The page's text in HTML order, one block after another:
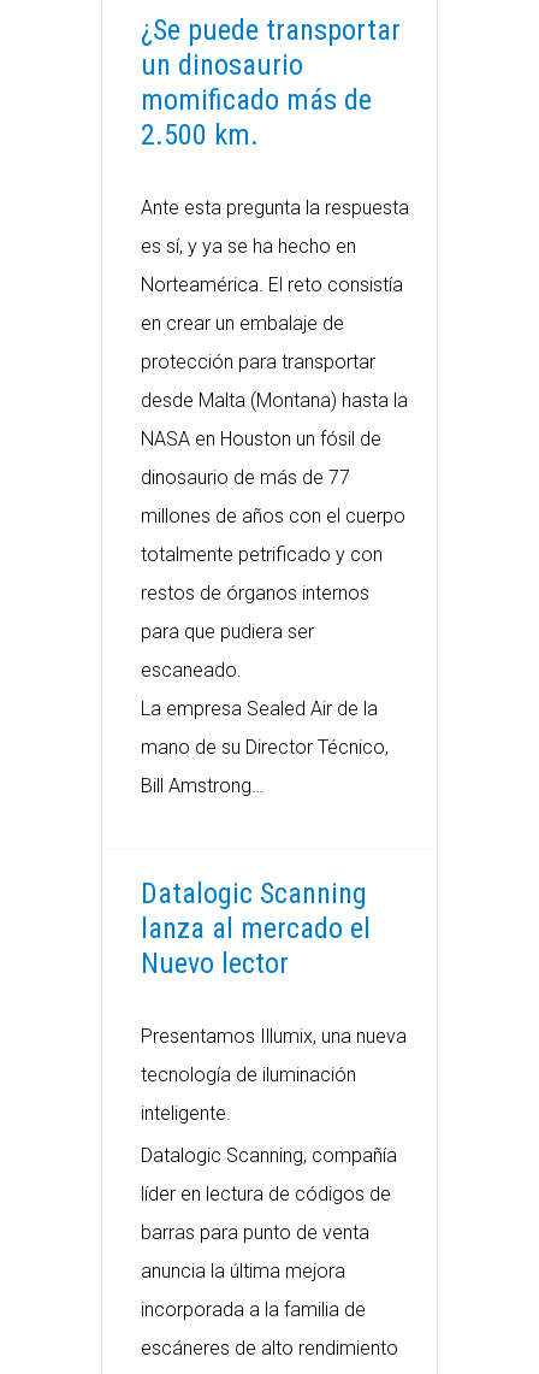
¿Se puede transportar
un dinosaurio
momificado más de
2.500 km.
Ante esta pregunta la respuesta
es sí, y ya se ha hecho en
Norteamérica. El reto consistía
en crear un embalaje de
protección para transportar
desde Malta (Montana) hasta la
NASA en Houston un fósil de
dinosaurio de más de 77
millones de años con el cuerpo
totalmente petrificado y con
restos de órganos internos
para que pudiera ser
escaneado.
La empresa Sealed Air de la
mano de su Director Técnico,
Bill Amstrong…
Datalogic Scanning
lanza al mercado el
Nuevo lector
Presentamos Illumix, una nueva
tecnología de iluminación
inteligente.
Datalogic Scanning, compañía
líder en lectura de códigos de
barras para punto de venta
anuncia la última mejora
incorporada a la familia de
escáneres de alto rendimiento